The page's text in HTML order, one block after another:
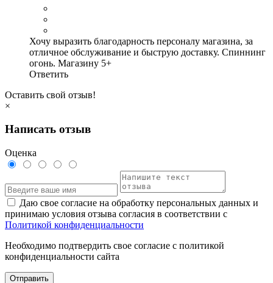
Хочу выразить благодарность персоналу магазина, за
отличное обслуживание и быструю доставку. Спиннинг
огонь. Магазину 5+
Ответить
Оставить свой отзыв!
×
Написать отзыв
Оценка
Даю свое согласие на обработку персональных данных и
принимаю условия отзыва согласия в соответствии с
Политикой конфиденциальности
Необходимо подтвердить свое согласие с политикой
конфиденциальности сайта
Отправить